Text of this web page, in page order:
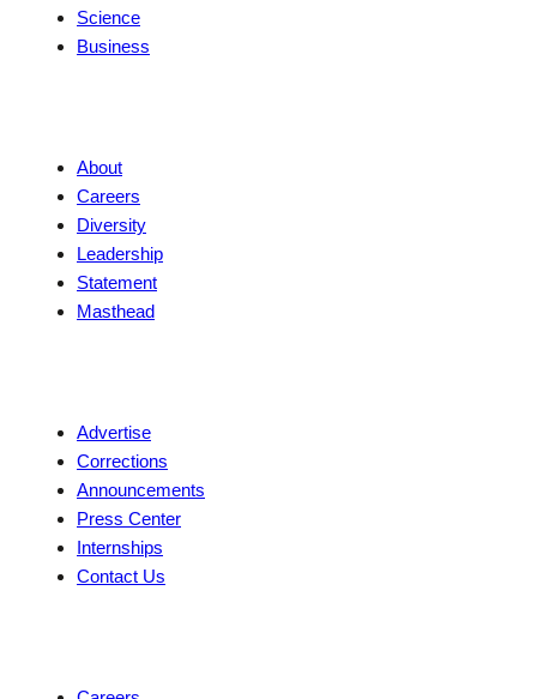
Science
Business
About
Careers
Diversity
Leadership
Statement
Masthead
Advertise
Corrections
Announcements
Press Center
Internships
Contact Us